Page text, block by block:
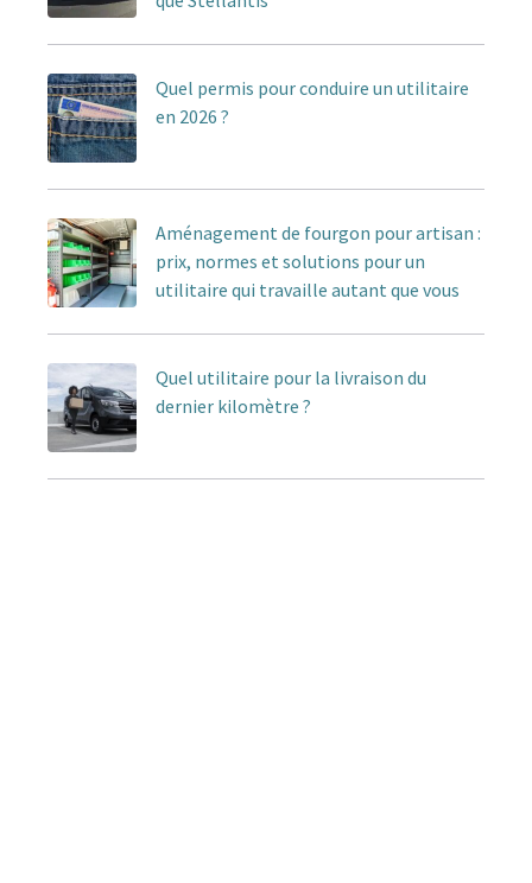
Quel permis pour conduire un utilitaire
en 2026 ?
Aménagement de fourgon pour artisan :
prix, normes et solutions pour un
utilitaire qui travaille autant que vous
Quel utilitaire pour la livraison du
dernier kilomètre ?